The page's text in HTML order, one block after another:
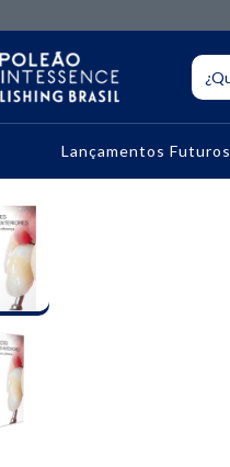
Lançamentos Futuros